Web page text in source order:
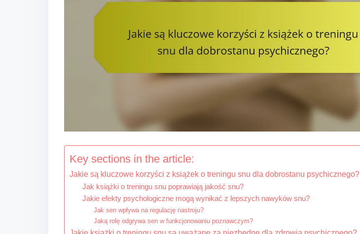
Key sections in the article:
Jakie są kluczowe korzyści z książek o treningu snu dla dobrostanu psychicznego?
Jak książki o treningu snu poprawiają jakość snu?
Jakie efekty psychologiczne mogą wynikać z lepszych nawyków snu?
Jak sen wpływa na regulację nastroju?
Jaką rolę odgrywa sen w funkcjonowaniu poznawczym?